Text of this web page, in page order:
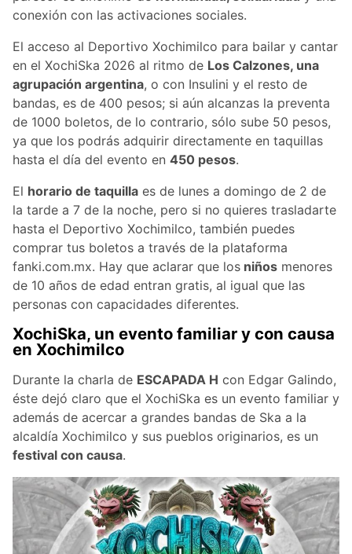
conexión con las activaciones sociales.
El acceso al Deportivo Xochimilco para bailar y cantar
en el XochiSka 2026 al ritmo de Los Calzones, una
agrupación argentina, o con Insulini y el resto de
bandas, es de 400 pesos; si aún alcanzas la preventa
de 1000 boletos, de lo contrario, sólo sube 50 pesos,
ya que los podrás adquirir directamente en taquillas
hasta el día del evento en 450 pesos.
El horario de taquilla es de lunes a domingo de 2 de
la tarde a 7 de la noche, pero si no quieres trasladarte
hasta el Deportivo Xochimilco, también puedes
comprar tus boletos a través de la plataforma
fanki.com.mx. Hay que aclarar que los niños menores
de 10 años de edad entran gratis, al igual que las
personas con capacidades diferentes.
XochiSka, un evento familiar y con causa
en Xochimilco
Durante la charla de ESCAPADA H con Edgar Galindo,
éste dejó claro que el XochiSka es un evento familiar y
además de acercar a grandes bandas de Ska a la
alcaldía Xochimilco y sus pueblos originarios, es un
festival con causa.